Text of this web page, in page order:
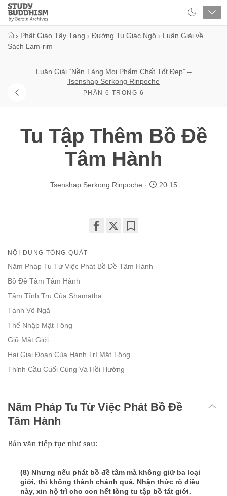
Close
Study
Buddhism
› Phật Giáo Tây Tạng › Đường Tu Giác Ngộ › Luận Giải về
Sách Lam-rim
Luận Giải “Nền Tảng Mọi Phẩm Chất Tốt Đẹp” –
Tsenshap Serkong Rinpoche
PHẦN 6 TRONG 6
Tu Tập Thêm Bồ Đề
Tâm Hành
Tsenshap Serkong Rinpoche 20:15
facebook
NỘI DUNG TỔNG QUÁT
Năm Pháp Tu Từ Việc Phát Bồ Đề Tâm Hành
Bồ Đề Tâm Tâm Hành
Tâm Tĩnh Trụ Của Shamatha
Tánh Vô Ngã
Thể Nhập Mật Tông
Giữ Mật Giới
Hai Giai Đoạn Của Hành Trì Mật Tông
Thỉnh Cầu Cuối Cùng Và Hồi Hướng
Năm Pháp Tu Từ Việc Phát Bồ Đề
Tâm Hành
Bản văn tiếp tục như sau:
(8) Nhưng nếu phát bồ đề tâm mà không giữ ba loại
giới, thì không thành chánh quả. Nhận thức rõ điều
này, xin hộ trì cho con hết lòng tu tập bồ tát giới.